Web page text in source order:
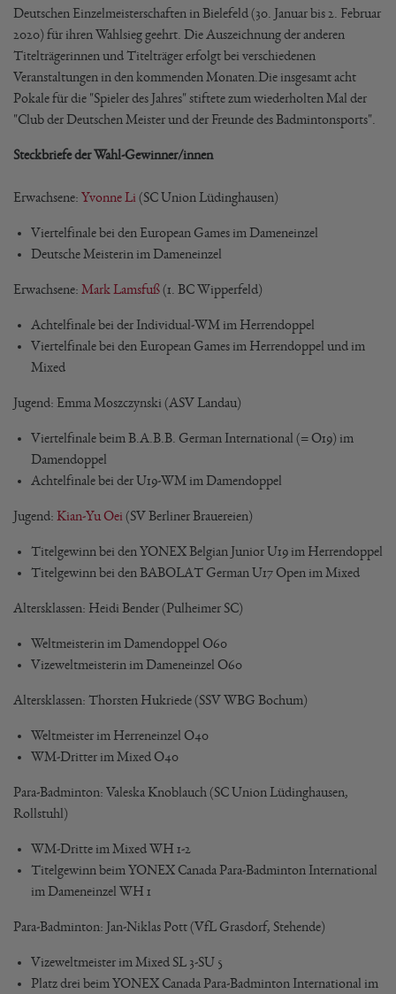
Deutschen Einzelmeisterschaften in Bielefeld (30. Januar bis 2. Februar
2020) für ihren Wahlsieg geehrt. Die Auszeichnung der anderen
Titelträgerinnen und Titelträger erfolgt bei verschiedenen
Veranstaltungen in den kommenden Monaten.Die insgesamt acht
Pokale für die "Spieler des Jahres" stiftete zum wiederholten Mal der
"Club der Deutschen Meister und der Freunde des Badmintonsports".
Steckbriefe der Wahl-Gewinner/innen
Erwachsene: Yvonne Li (SC Union Lüdinghausen)
Viertelfinale bei den European Games im Dameneinzel
Deutsche Meisterin im Dameneinzel
Erwachsene: Mark Lamsfuß(1. BC Wipperfeld)
Achtelfinale bei der Individual-WM im Herrendoppel
Viertelfinale bei den European Games im Herrendoppel und im
Mixed
Jugend: Emma Moszczynski (ASV Landau)
Viertelfinale beim B.A.B.B. German International (= O19) im
Damendoppel
Achtelfinale bei der U19-WM im Damendoppel
Jugend: Kian-Yu Oei (SV Berliner Brauereien)
Titelgewinn bei den YONEX Belgian Junior U19 im Herrendoppel
Titelgewinn bei den BABOLAT German U17 Open im Mixed
Altersklassen: Heidi Bender (Pulheimer SC)
Weltmeisterin im Damendoppel O60
Vizeweltmeisterin im Dameneinzel O60
Altersklassen: Thorsten Hukriede (SSV WBG Bochum)
Weltmeister im Herreneinzel O40
WM-Dritter im Mixed O40
Para-Badminton: Valeska Knoblauch (SC Union Lüdinghausen,
Rollstuhl)
WM-Dritte im Mixed WH 1-2
Titelgewinn beim YONEX Canada Para-Badminton International
im Dameneinzel WH 1
Para-Badminton: Jan-Niklas Pott (VfL Grasdorf, Stehende)
Vizeweltmeister im Mixed SL 3-SU 5
Platz drei beim YONEX Canada Para-Badminton International im